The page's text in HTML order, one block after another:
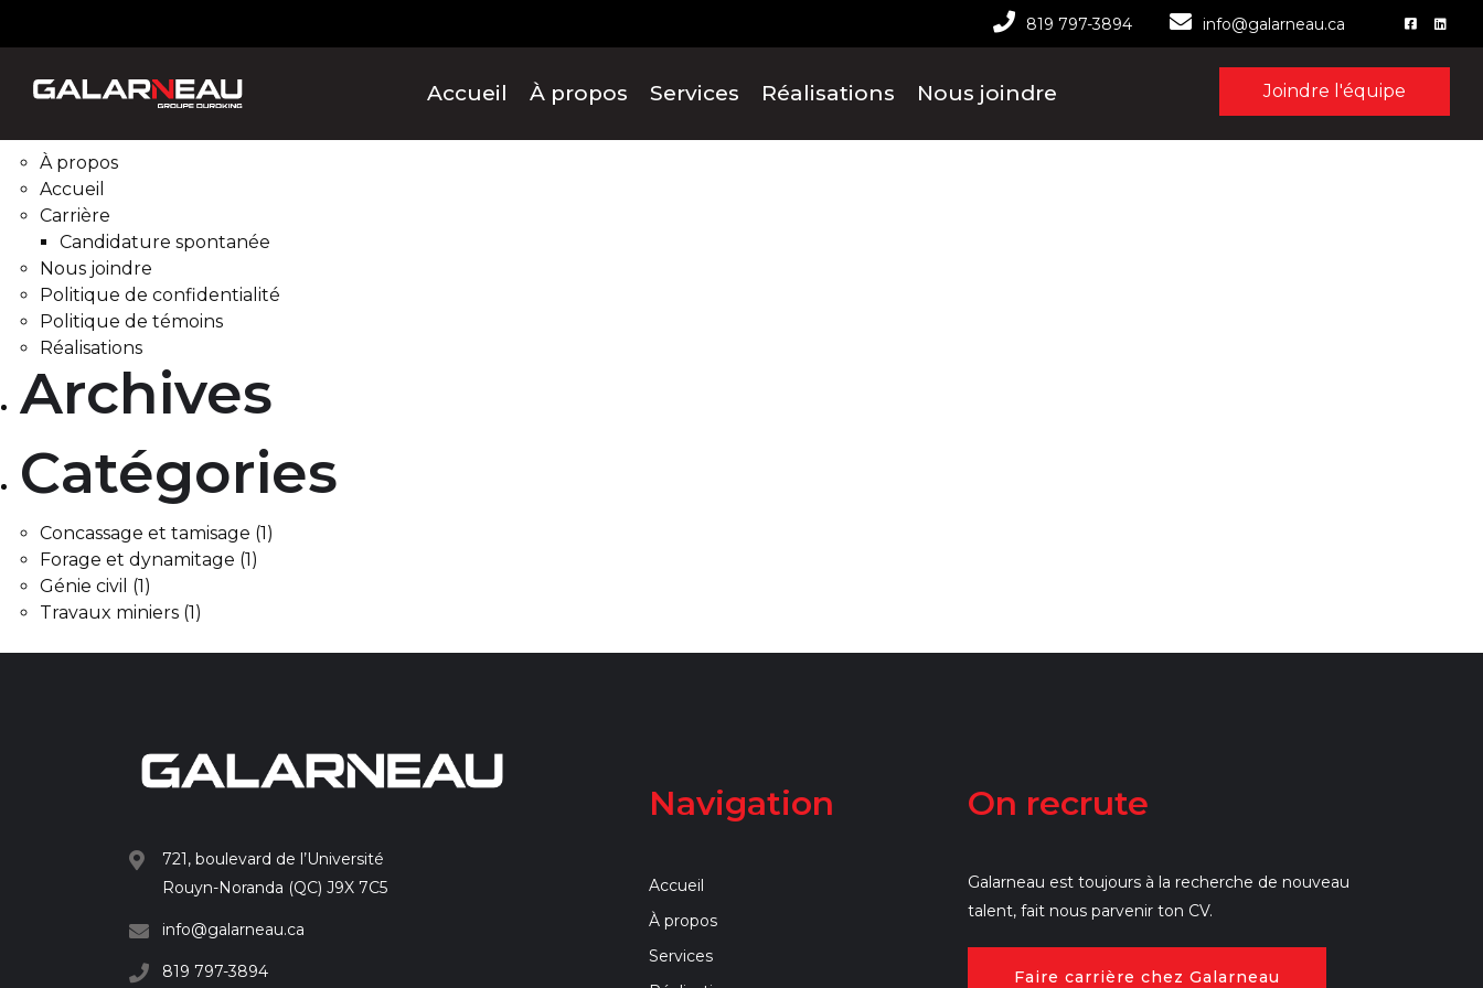
819 797-3894 info@galarneau.ca
Joindre l'équipe
Accueil À propos Services Réalisations Nous joindre
Pages
À propos
Accueil
Carrière
Candidature spontanée
Nous joindre
Politique de confidentialité
Politique de témoins
Réalisations
Archives
Catégories
Concassage et tamisage (1)
Forage et dynamitage (1)
Génie civil (1)
Travaux miniers (1)
721, boulevard de l’Université
Rouyn-Noranda (QC) J9X 7C5
info@galarneau.ca
819 797-3894
Navigation
Accueil
À propos
Services
On recrute
Galarneau est toujours à la recherche de nouveau
talent, fait nous parvenir ton CV.